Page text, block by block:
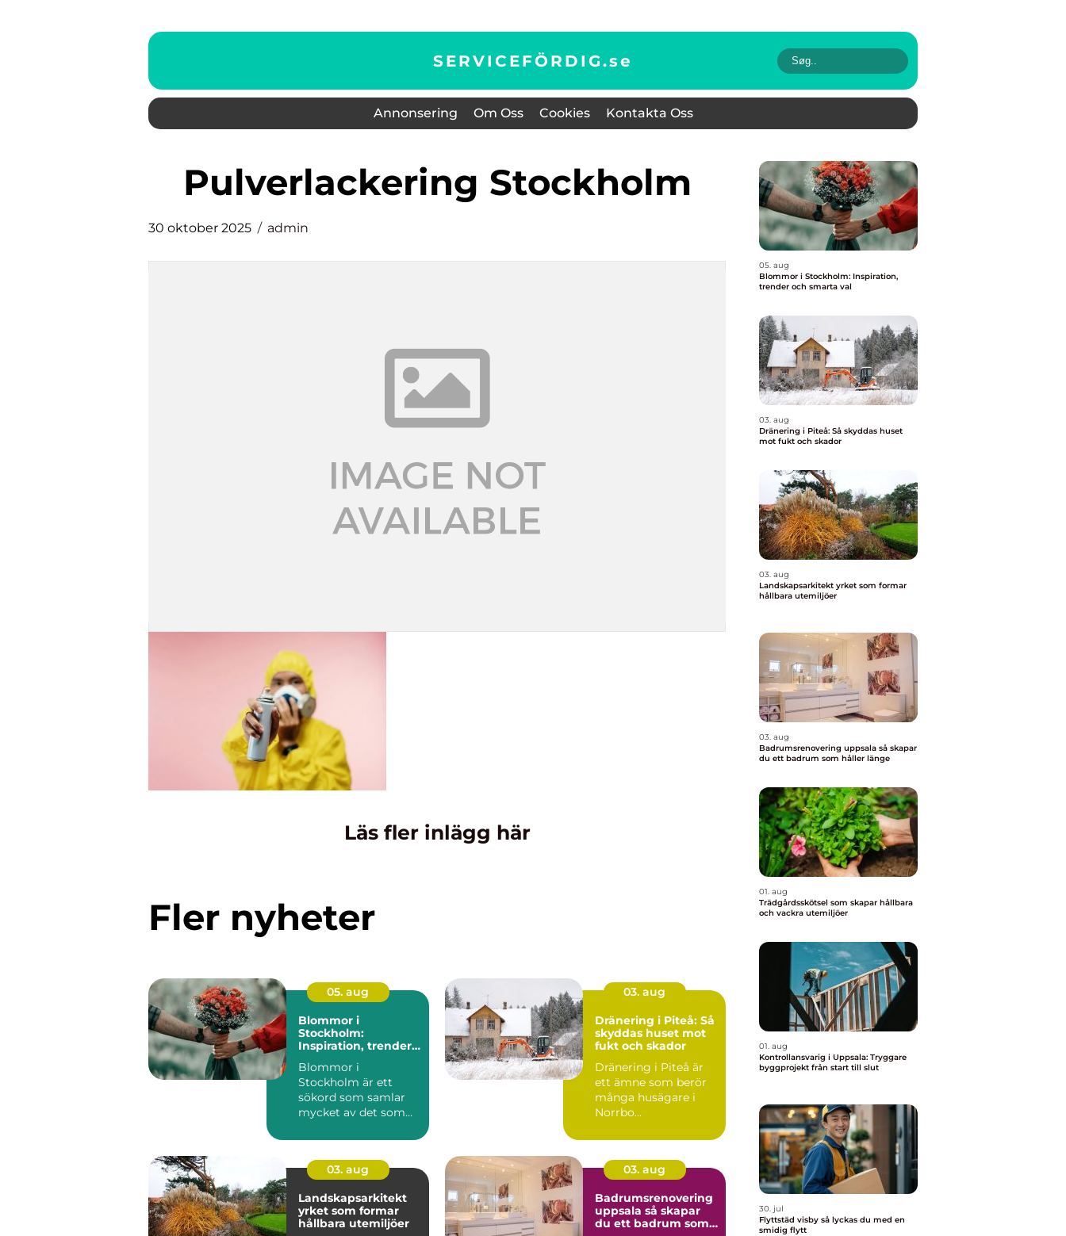
SERVICEFÖRDIG.se
Annonsering Om Oss Cookies Kontakta Oss
pulverlackering Stockholm
30 oktober 2025 admin
Läs fler inlägg här
Fler nyheter
05. aug
Blommor i
Stockholm:
Inspiration, trender
Blommor i
Stockholm är ett
sökord som samlar
mycket av det som
levand...
03. aug
Dränering i Piteå: Så
skyddas huset mot
fukt och skador
Dränering i Piteå är
ett ämne som berör
många husägare i
Norrbo...
03. aug
Landskapsarkitekt
yrket som formar
hållbara utemiljöer
03. aug
Badrumsrenovering
uppsala så skapar
du ett badrum som
05. aug
Blommor i Stockholm: Inspiration,
trender och smarta val
03. aug
Dränering i Piteå: Så skyddas huset
mot fukt och skador
03. aug
Landskapsarkitekt yrket som formar
hållbara utemiljöer
03. aug
Badrumsrenovering uppsala så skapar
du ett badrum som håller länge
01. aug
Trädgårdsskötsel som skapar hållbara
och vackra utemiljöer
01. aug
Kontrollansvarig i Uppsala: Tryggare
byggprojekt från start till slut
30. jul
Flyttstäd visby så lyckas du med en
smidig flytt